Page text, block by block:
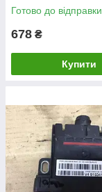
Готово до відправки
678 ₴
Купити